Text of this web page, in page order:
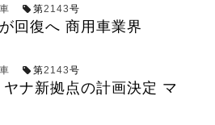
第2143号
回復へ 商用車業界
第2143号
ナ新拠点の計画決定 マ